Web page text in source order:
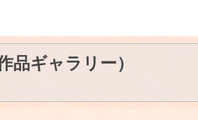
ギャラリー）